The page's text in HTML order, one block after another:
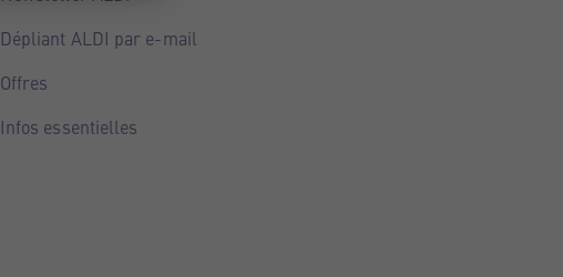
Dépliant ALDI par e-mail
Offres
Infos essentielles